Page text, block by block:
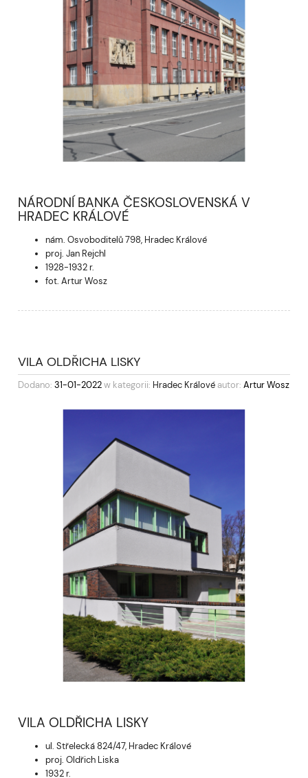
NÁRODNÍ BANKA ČESKOSLOVENSKÁ V
HRADEC KRÁLOVÉ
nám. Osvoboditelů 798, Hradec Králové
proj. Jan Rejchl
1928-1932 r.
fot. Artur Wosz
VILA OLDŘICHA LISKY
Dodano: 31-01-2022w kategorii: Hradec Králové autor: Artur Wosz
VILA OLDŘICHA LISKY
ul. Střelecká 824/47, Hradec Králové
proj. Oldřich Liska
1932 r.